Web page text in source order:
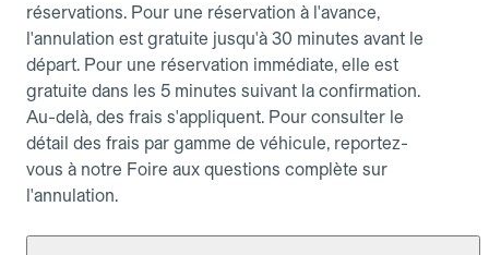
réservations. Pour une réservation à l'avance,
l'annulation est gratuite jusqu'à 30 minutes avant le
départ. Pour une réservation immédiate, elle est
gratuite dans les 5 minutes suivant la confirmation.
Au-delà, des frais s'appliquent. Pour consulter le
détail des frais par gamme de véhicule, reportez-
vous à notre Foire aux questions complète sur
l'annulation.